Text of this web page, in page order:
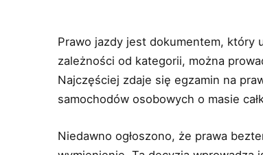
Prawo jazdy jest dokumentem, który
zależności od kategorii, można
Najczęściej zdaje się egzamin na
samochodów osobowych o masie
Niedawno ogłoszono, że prawa